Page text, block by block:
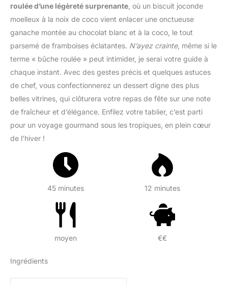
roulée d’une légèreté surprenante, où un biscuit joconde
moelleux à la noix de coco vient enlacer une onctueuse
ganache montée au chocolat blanc et à la coco, le tout
parsemé de framboises éclatantes. N’ayez crainte, même si le
terme « bûche roulée » peut intimider, je serai votre guide à
chaque instant. Avec des gestes précis et quelques astuces
de chef, vous confectionnerez un dessert digne des plus
belles vitrines, qui clôturera votre repas de fête sur une note
de fraîcheur et d’élégance. Enfilez votre tablier, c’est parti
pour un voyage gourmand sous les tropiques, en plein cœur
de l’hiver !
45 minutes 12 minutes
moyen €€
Ingrédients